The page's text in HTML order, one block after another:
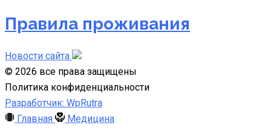
Правила проживания
Новости сайта
© 2026 все права защищены
Политика конфиденциальности
Разработчик: WpRutra
Главная
Медицина